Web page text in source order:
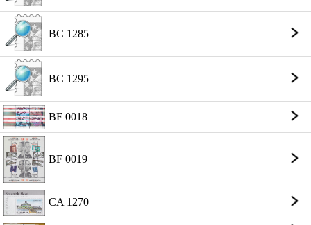
BC 1285
BC 1295
BF 0018
BF 0019
CA 1270